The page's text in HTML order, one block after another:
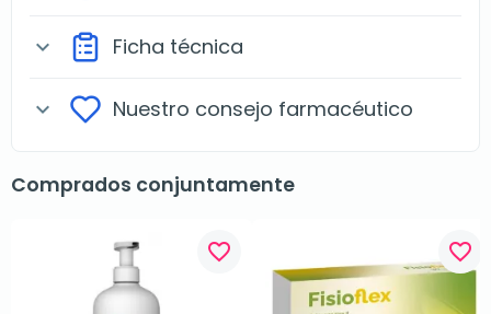
expand_more Ficha técnica
expand_more Nuestro consejo farmacéutico
Comprados conjuntamente
favorite_border favorite_border